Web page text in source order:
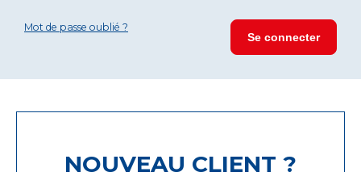
Mot de passe oublié ?
NOUVEAU CLIENT ?